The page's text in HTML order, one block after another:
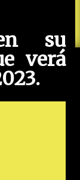
su
verá